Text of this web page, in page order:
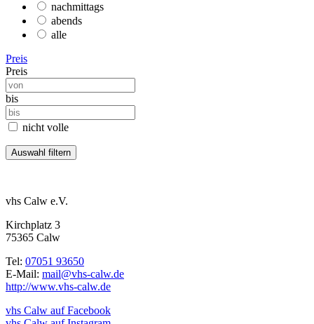
nachmittags
abends
alle
Preis
Preis
bis
nicht volle
vhs Calw e.V.
Kirchplatz 3
75365 Calw
Tel: 07051 93650
E-Mail: mail@vhs-calw.de
http://www.vhs-calw.de
vhs Calw auf Facebook